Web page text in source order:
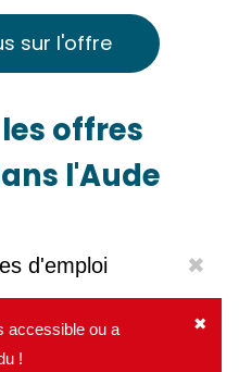
sur l'offre
offres
l'Aude